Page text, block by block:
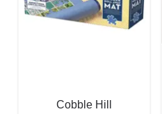
Cobble Hill